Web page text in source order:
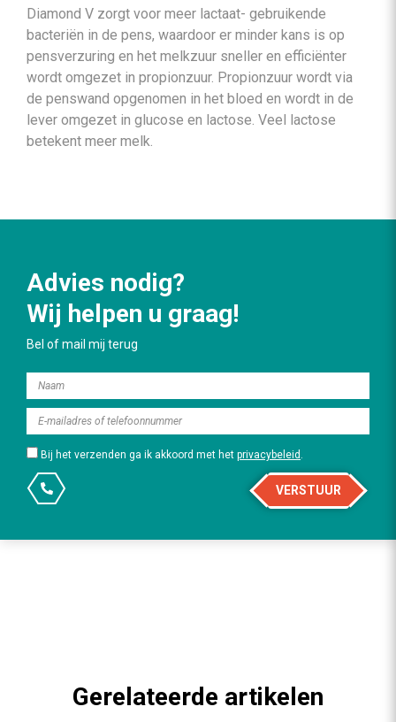
Diamond V zorgt voor meer lactaat- gebruikende
bacteriën in de pens, waardoor er minder kans is op
pensverzuring en het melkzuur sneller en efficiënter
wordt omgezet in propionzuur. Propionzuur wordt via
de penswand opgenomen in het bloed en wordt in de
lever omgezet in glucose en lactose. Veel lactose
betekent meer melk.
Advies nodig?
Wij helpen u graag!
Bel of mail mij terug
Bij het verzenden ga ik akkoord met het privacybeleid .
VERSTUUR
Gerelateerde artikelen